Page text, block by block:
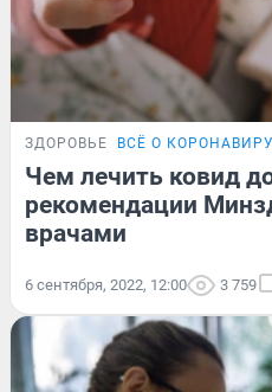
ЗДОРОВЬЕ ВСЁ О
Чем лечить ковид
рекомендации
врачами
6 сентября, 2022, 12:00 3 759